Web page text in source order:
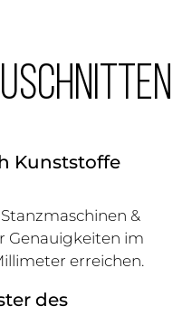
Kunststoffe
&
Genauigkeiten im
erreichen.
des